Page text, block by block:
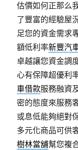
估價如何正那么
了豐富的經驗屋
足您的資金需求
額低利率新豐汽
卓越讓您資金調
心有保障超優利
車借款服務融資
密的態度來服務
或息低能夠絕對
多元化商品可供
樹林當舖幫您複